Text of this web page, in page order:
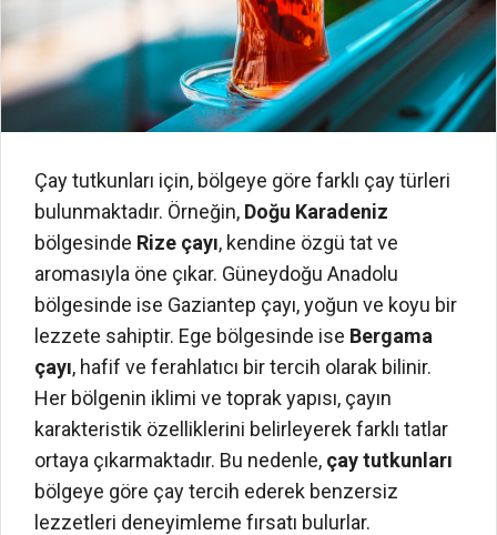
Çay tutkunları için, bölgeye göre farklı çay türleri
bulunmaktadır. Örneğin, Doğu Karadeniz
bölgesinde Rize çayı, kendine özgü tat ve
aromasıyla öne çıkar. Güneydoğu Anadolu
bölgesinde ise Gaziantep çayı, yoğun ve koyu bir
lezzete sahiptir. Ege bölgesinde ise Bergama
çayı, hafif ve ferahlatıcı bir tercih olarak bilinir.
Her bölgenin iklimi ve toprak yapısı, çayın
karakteristik özelliklerini belirleyerek farklı tatlar
ortaya çıkarmaktadır. Bu nedenle, çay tutkunları
bölgeye göre çay tercih ederek benzersiz
lezzetleri deneyimleme fırsatı bulurlar.